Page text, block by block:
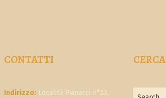
CONTATTI
Indirizzo:Località Pianacci n°23,
CERCA